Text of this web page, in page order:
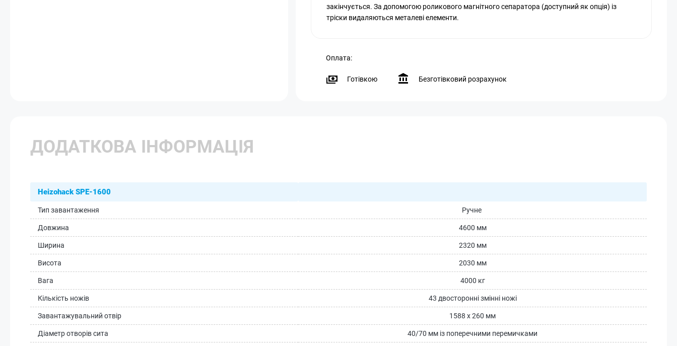
закінчується. За допомогою роликового магнітного сепаратора (доступний як опція) із
тріски видаляються металеві елементи.
Оплата:
Готівкою Безготівковий розрахунок
ДОДАТКОВА ІНФОРМАЦІЯ
Heizohack SPE-1600
Тип завантаження Ручне
Довжина 4600 мм
Ширина 2320 мм
Висота 2030 мм
Вага 4000 кг
Кількість ножів 43 двосторонні змінні ножі
Завантажувальний отвір 1588 х 260 мм
Діаметр отворів сита 40/70 мм із поперечними перемичками